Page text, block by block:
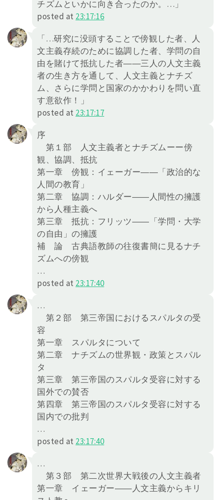
チズムといかに向き合ったのか。…」
posted at 23:17:16
「…研究に没頭することで傍観した者、人
文主義存続のために協調した者、学問の自
由を賭けて抵抗した者――三人の人文主義
者の生き方を通して、人文主義とナチズ
ム、さらに学問と国家のかかわりを問い直
す意欲作！」
posted at 23:17:17
序
第１部 人文主義者とナチズムーー傍
観、協調、抵抗
第一章 傍観：イェーガー――「政治的な
人間の教育」
第二章 協調：ハルダー――人間性の擁護
から人種主義へ
第三章 抵抗：フリッツ――「学問・大学
の自由」の擁護
補 論 古典語教師の往復書簡に見るナチ
ズムへの傍観
…
posted at 23:17:40
…
第２部 第三帝国におけるスパルタの受
容
第一章 スパルタについて
第二章 ナチズムの世界観・政策とスパル
タ
第三章 第三帝国のスパルタ受容に対する
国外での賛否
第四章 第三帝国のスパルタ受容に対する
国内での批判
…
posted at 23:17:40
…
第３部 第二次世界大戦後の人文主義者
第一章 イェーガー――人文主義からキリ